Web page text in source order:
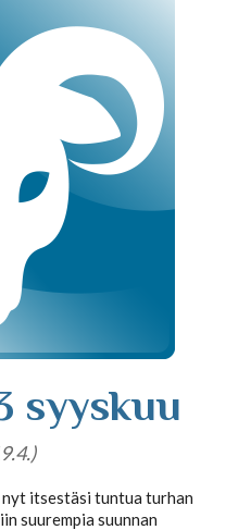
syyskuu
itsestäsi tuntua turhan
suurempia suunnan